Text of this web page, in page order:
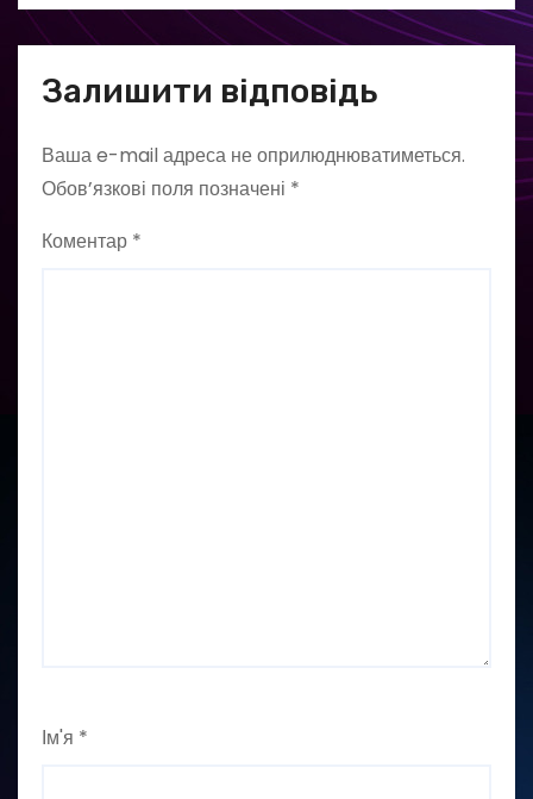
Залишити відповідь
Ваша e-mail адреса не оприлюднюватиметься.
Обов’язкові поля позначені *
Коментар *
Ім'я *